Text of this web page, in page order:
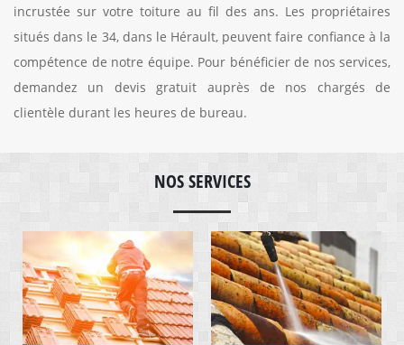
incrustée sur votre toiture au fil des ans. Les propriétaires
situés dans le 34, dans le Hérault, peuvent faire confiance à la
compétence de notre équipe. Pour bénéficier de nos services,
demandez un devis gratuit auprès de nos chargés de
clientèle durant les heures de bureau.
NOS SERVICES